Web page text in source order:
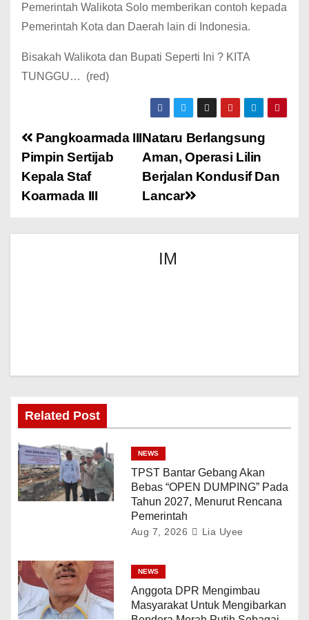
Pemerintah Walikota Solo memberikan contoh kepada
Pemerintah Kota dan Daerah lain di Indonesia.
Bisakah Walikota dan Bupati Seperti Ini ? KITA
TUNGGU… (red)
Nataru Berlangsung
Aman, Operasi Lilin
Berjalan Kondusif Dan
Lancar
Pangkoarmada III
Pimpin Sertijab
Kepala Staf
Koarmada III
IM
Related Post
NEWS
TPST Bantar Gebang Akan
Bebas “OPEN DUMPING” Pada
Tahun 2027, Menurut Rencana
Pemerintah
Aug 7, 2026 Lia Uyee
NEWS
Anggota DPR Mengimbau
Masyarakat Untuk Mengibarkan